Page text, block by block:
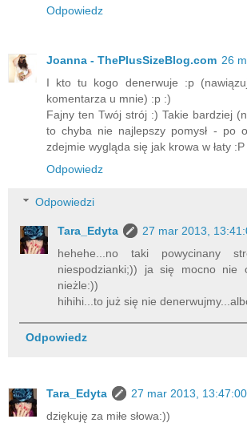
Odpowiedz
Joanna - ThePlusSizeBlog.com 26
I kto tu kogo denerwuje :p
komentarza u mnie) :p :)
Fajny ten Twój strój :) Takie bardziej
to chyba nie najlepszy pomysł - po
zdejmie wygląda się jak krowa w łaty :P
Odpowiedz
Odpowiedzi
Tara_Edyta
27 mar 2013,
hehehe...no taki powycinany
niespodzianki;)) ja się mocno nie
nieżle:))
hihihi...to już się nie
Odpowiedz
Tara_Edyta
27 mar 2013, 13:47:00
dziękuję za miłe słowa:))